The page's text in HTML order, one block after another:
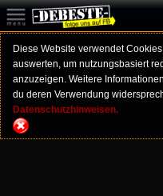
Diese Website verwendet
auswerten, um nutzungsbasiert
anzuzeigen. Weitere
du deren Verwendung
Datenschutzhinweisen.